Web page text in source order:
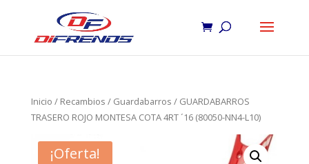
Inicio / Recambios / Guardabarros / GUARDABARROS
TRASERO ROJO MONTESA COTA 4RT ´16 (80050-NN4-L10)
¡Oferta!